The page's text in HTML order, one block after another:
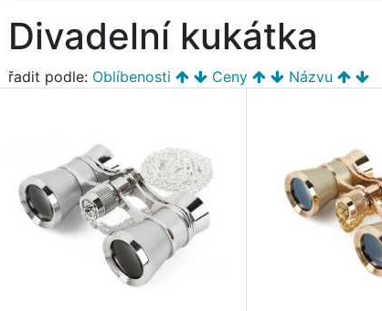
Divadelní kukátka
řadit podle: Oblíbenosti Ceny Názvu